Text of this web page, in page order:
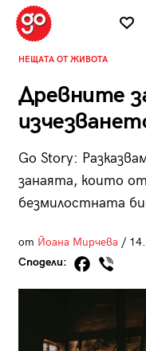
НЕЩАТА ОТ ЖИВОТА
Древните
Go Story:
занаята, които
безмилостната
от Йоана Мирчева /
Сподели: